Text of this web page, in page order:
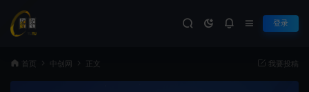
登录
首页 中创网 正文 我要投稿